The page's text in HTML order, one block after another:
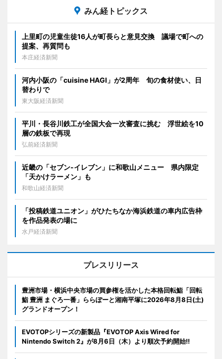
みん経トピックス
上里町の児童生徒16人が町長らと意見交換 議場で町への
提案、再質問も
本庄経済新聞
河内小阪の「cuisine HAGI」が2周年 旬の食材使い、日
替わりで
東大阪経済新聞
平川・長谷川鉄工が全国大会一次審査に挑む 浮世絵を10
層の鉄板で再現
弘前経済新聞
近畿の「セブン-イレブン」に和歌山メニュー 県内限定
「天かけラーメン」も
和歌山経済新聞
「投稿鉄道ユニオン」がひたちなか海浜鉄道の車内広告枠
を作品発表の場に
水戸経済新聞
プレスリリース
豊洲市場・横浜中央市場の買参権を活かした本格回転鮨「回転
鮨 豊洲 まぐろ一番」ららぽーと湘南平塚に2026年8月8日(土)
グランドオープン！
EVOTOPシリーズの新製品『EVOTOP Axis Wired for
Nintendo Switch 2』が8月6日（木）より順次予約開始!!